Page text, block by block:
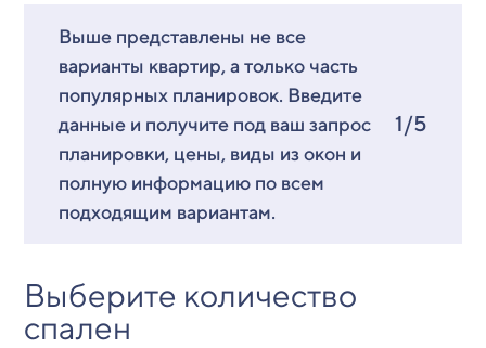
Выше представлены не все
варианты квартир, а только часть
популярных планировок. Введите
данные и получите под ваш запрос
планировки, цены, виды из окон и
полную информацию по всем
подходящим вариантам.
1/5
Выберите количество
спален